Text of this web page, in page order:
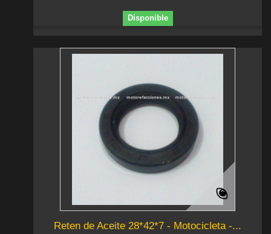
Disponible
Reten de Aceite 28*42*7 - Motocicleta -...